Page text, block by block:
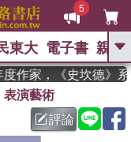
5
GO
、 高希均教授回憶錄
父親節 、 如果歷
暑期推薦 、 國際布克
東大 電子書 親子
家，《史坎德》系
表演藝術
評論